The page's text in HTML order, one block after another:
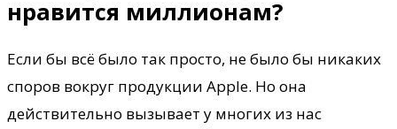
нравится миллионам?
Если бы всё было так просто, не было бы никаких
споров вокруг продукции Apple. Но она
действительно вызывает у многих из нас